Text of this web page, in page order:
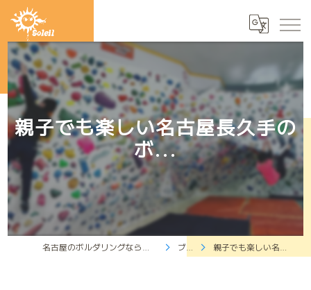
親子でも楽しい名古屋長久手の
ボ...
ブログ 親子でも楽しい名古屋長久手のボ...